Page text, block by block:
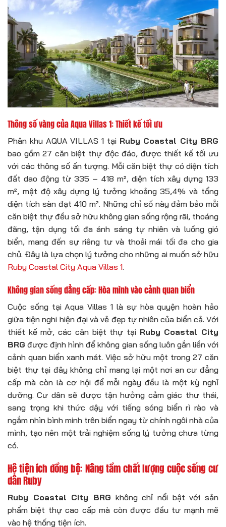
Thông số vàng của Aqua Villas 1: Thiết kế tối ưu
Phân khu AQUA VILLAS 1 tại Ruby Coastal City BRG
bao gồm 27 căn biệt thự độc đáo, được thiết kế tối ưu
với các thông số ấn tượng. Mỗi căn biệt thự có diện tích
đất dao động từ 335 – 418 m², diện tích xây dựng 133
m², mật độ xây dựng lý tưởng khoảng 35,4% và tổng
diện tích sàn đạt 410 m². Những chỉ số này đảm bảo mỗi
căn biệt thự đều sở hữu không gian sống rộng rãi, thoáng
đãng, tận dụng tối đa ánh sáng tự nhiên và luồng gió
biển, mang đến sự riêng tư và thoải mái tối đa cho gia
chủ. Đây là lựa chọn lý tưởng cho những ai muốn sở hữu
Ruby Coastal City Aqua Villas 1.
Không gian sống đẳng cấp: Hòa mình vào cảnh quan biển
Cuộc sống tại Aqua Villas 1 là sự hòa quyện hoàn hảo
giữa tiện nghi hiện đại và vẻ đẹp tự nhiên của biển cả. Với
thiết kế mở, các căn biệt thự tại Ruby Coastal City
BRG được định hình để không gian sống luôn gắn liền với
cảnh quan biển xanh mát. Việc sở hữu một trong 27 căn
biệt thự tại đây không chỉ mang lại một nơi an cư đẳng
cấp mà còn là cơ hội để mỗi ngày đều là một kỳ nghỉ
dưỡng. Cư dân sẽ được tận hưởng cảm giác thư thái,
sang trọng khi thức dậy với tiếng sóng biển rì rào và
ngắm nhìn bình minh trên biển ngay từ chính ngôi nhà của
mình, tạo nên một trải nghiệm sống lý tưởng chưa từng
có.
Hệ tiện ích đồng bộ: Nâng tầm chất lượng cuộc sống cư
dân Ruby
Ruby Coastal City BRG không chỉ nổi bật với sản
phẩm biệt thự cao cấp mà còn được đầu tư mạnh mẽ
vào hệ thống tiện ích.